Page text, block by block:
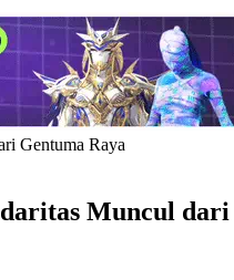
Gentuma Raya
Muncul